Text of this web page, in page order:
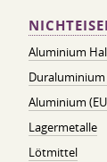
Aluminium
Aluminium
Lagermetalle
Lötmittel